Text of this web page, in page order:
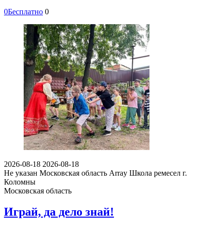
0Бесплатно 0
2026-08-18 2026-08-18
Не указан Московская область Array Школа ремесел г.
Коломны
Московская область
Играй, да дело знай!